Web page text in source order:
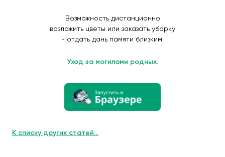
Возможность дистанционно
возложить цветы или заказать уборку
- отдать дань памяти близким.
Уход за могилами родных.
К списку других статей...